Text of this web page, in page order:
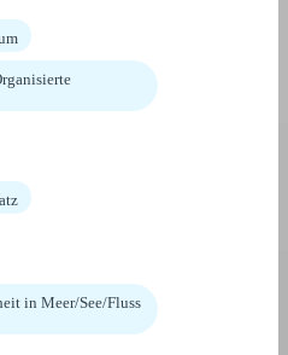
in Meer/See/Fluss